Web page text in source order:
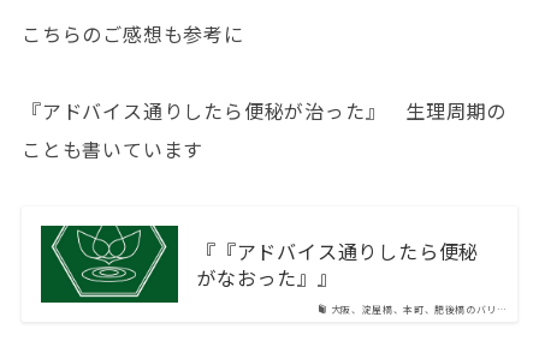
こちらのご感想も参考に
『アドバイス通りしたら便秘が治った』 生理周期の
ことも書いています
大阪、淀屋橋、本町、肥後橋のバリ…
『『アドバイス通りしたら便秘
がなおった』』